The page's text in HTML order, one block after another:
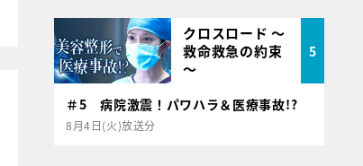
クロスロード ～
救命救急の約束
～
5
＃5 病院激震！パワハラ＆医療事故!?
8月4日(火)放送分